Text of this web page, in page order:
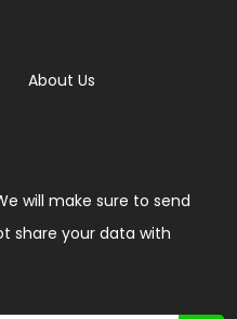
About Us
will make sure to send
share your data with